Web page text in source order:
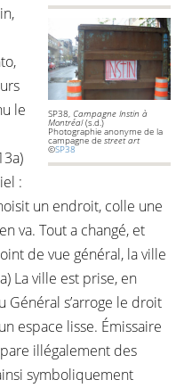
SP38,Campagne Instin à
Montréal(s.d.)
Photographie anonyme de la
campagne destreet art
©SP38
le
:
un endroit, colle une
va. Tout a changé, et
de vue général, la ville
La ville est prise, en
Général s’arroge le droit
espace lisse. Émissaire
illégalement des
symboliquement